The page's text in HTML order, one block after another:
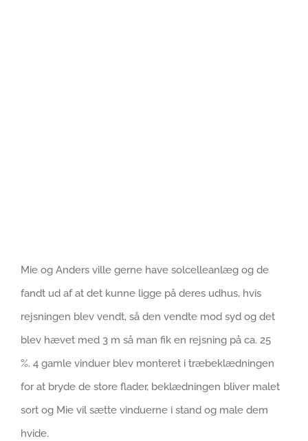
Mie og Anders ville gerne have solcelleanlæg og de
fandt ud af at det kunne ligge på deres udhus, hvis
rejsningen blev vendt, så den vendte mod syd og det
blev hævet med 3 m så man fik en rejsning på ca. 25
%. 4 gamle vinduer blev monteret i træbeklædningen
for at bryde de store flader, beklædningen bliver malet
sort og Mie vil sætte vinduerne i stand og male dem
hvide.